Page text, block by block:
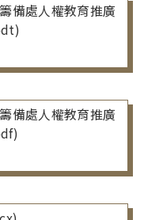
備處人權教育推廣
備處人權教育推廣